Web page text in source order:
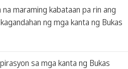
maraming kabataan pa rin ang
ng mga kanta ng Bukas
sa mga kanta ng Bukas